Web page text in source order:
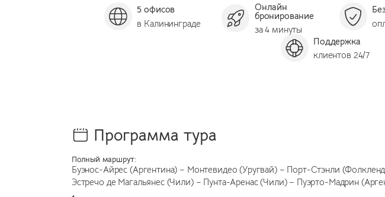
5 офисов
в Калининграде
Онлайн
бронирование
за 4 минуты
Поддержка
клиентов 24/7
Программа тура
Полный маршрут:
Буэнос-Айрес (Аргентина) – Монтевидео (Уругвай) – Порт-Стэнли
Эстречо де Магальянес (Чили) – Пунта-Аренас (Чили) – Пуэрто-Мадрин